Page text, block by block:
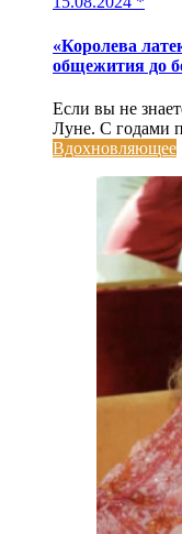
«Королева
общежития до
Если вы не
Луне. С годами
Вдохновляющее